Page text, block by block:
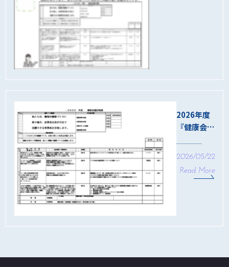
2026年度
『健康会
2026/05/22
Read More